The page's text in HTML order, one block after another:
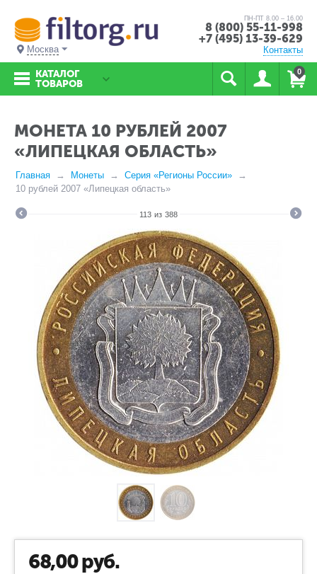
Москва
ПН-ПТ 8.00 – 16.00
8 (800) 55-11-998
+7 (495) 13-39-629
Контакты
0
КАТАЛОГ
ТОВАРОВ
МОНЕТА 10 РУБЛЕЙ 2007
«ЛИПЕЦКАЯ ОБЛАСТЬ»
Главная Монеты
Серия «Регионы России»
10 рублей 2007 «Липецкая область»
113 из 388
68,00руб.